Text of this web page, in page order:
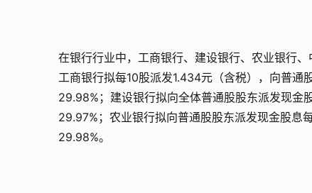
在银行行业中，工商银行、建设银行、农业银行
工商银行拟每10股派发1.434元（含税），向普通
29.98%；建设银行拟向全体普通股股东派发现金
29.97%；农业银行拟向普通股股东派发现金股息
29.98%。